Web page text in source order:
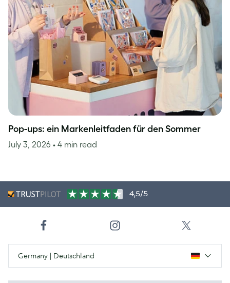
Pop-ups: ein Markenleitfaden für den Sommer
July 3, 2026 • 4 min read
4,5/5
Germany | Deutschland